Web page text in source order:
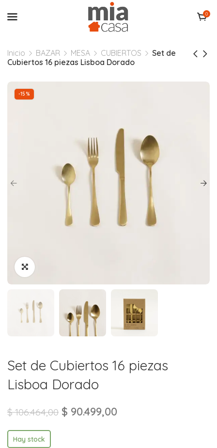
0
Inicio BAZAR MESA CUBIERTOS
Set de
Cubiertos 16 piezas Lisboa Dorado
-15%
Set de Cubiertos 16 piezas
Lisboa Dorado
$106.464,00 $ 90.499,00
Hay stock